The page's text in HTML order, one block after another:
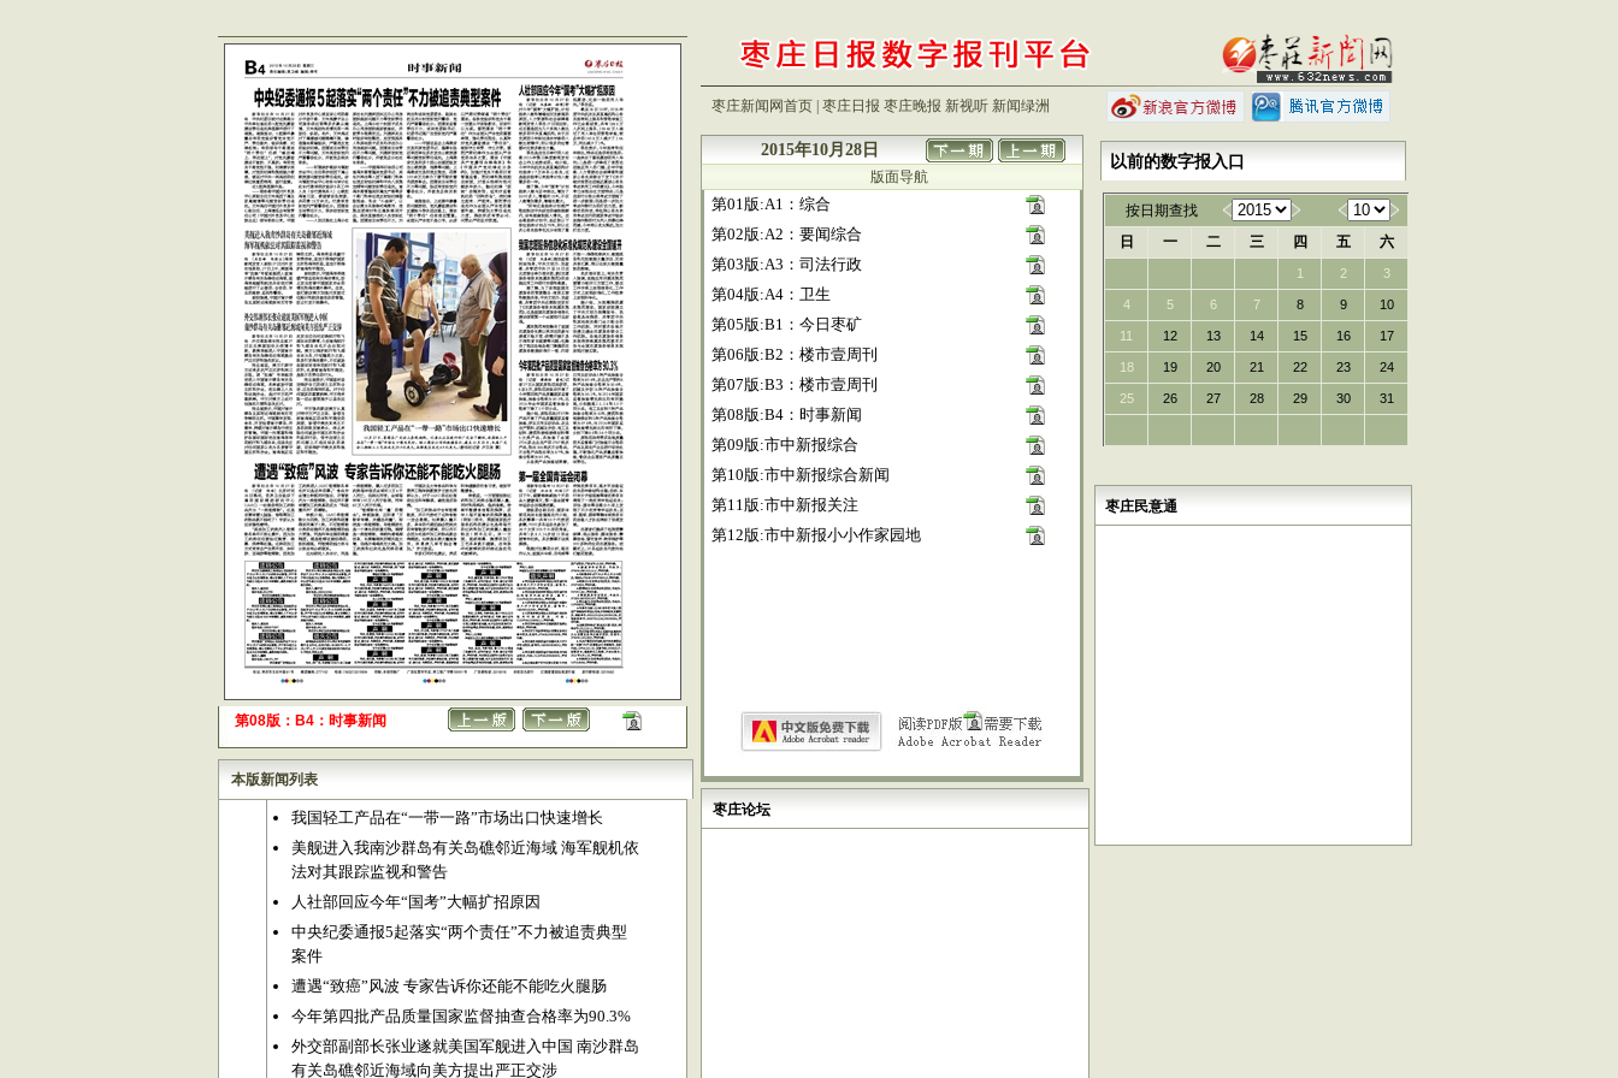
第08版：B4：时事新闻
本版新闻列表
我国轻工产品在“一带一路”市场出口快速增长
美舰进入我南沙群岛有关岛礁邻近海域 海军舰机依
法对其跟踪监视和警告
人社部回应今年“国考”大幅扩招原因
中央纪委通报5起落实“两个责任”不力被追责典型
案件
遭遇“致癌”风波 专家告诉你还能不能吃火腿肠
今年第四批产品质量国家监督抽查合格率为90.3%
外交部副部长张业遂就美国军舰进入中国 南沙群岛
有关岛礁邻近海域向美方提出严正交涉
枣庄新闻网首页 枣庄日报 枣庄晚报 新视听 新闻绿洲
2015年10月28日
版面导航
第01版:A1：综合
第02版:A2：要闻综合
第03版:A3：司法行政
第04版:A4：卫生
第05版:B1：今日枣矿
第06版:B2：楼市壹周刊
第07版:B3：楼市壹周刊
第08版:B4：时事新闻
第09版:市中新报综合
第10版:市中新报综合新闻
第11版:市中新报关注
第12版:市中新报小小作家园地
枣庄论坛
以前的数字报入口
按日期查找
日
一 二 三 四 五 六
1 2 3
4 5 6 7 8 9 10
11 12 13 14 15 16 17
18 19 20 21 22 23 24
25 26 27 28 29 30 31
枣庄民意通